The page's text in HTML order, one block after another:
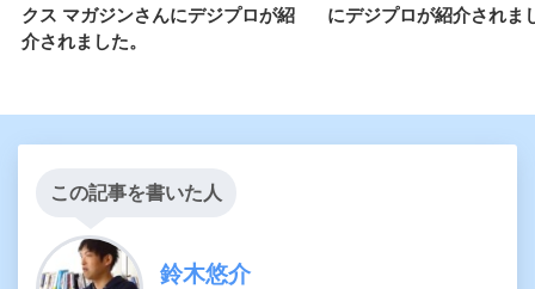
クス マガジンさんにデジプロが紹
介されました。
にデジプロが紹介されま
この記事を書いた人
鈴木悠介